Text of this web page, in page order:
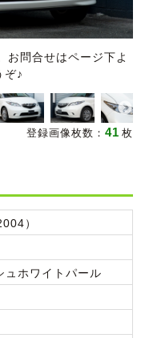
お問合せはページ下よ
ぞ♪
登録画像枚数： 41 枚
）
ュホワイトパール